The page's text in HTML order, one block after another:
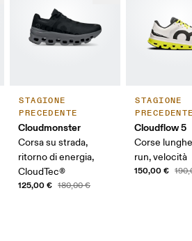
STAGIONE
PRECEDENTE
Cloudmonster
Corsa su strada,
ritorno di energia,
CloudTec®
125,00 € 180,00 €
STAGIONE
Cloudflow 5
Corse
run, velocità
150,00 €